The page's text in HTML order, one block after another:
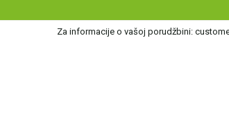
Za informacije o vašoj porudžbini: